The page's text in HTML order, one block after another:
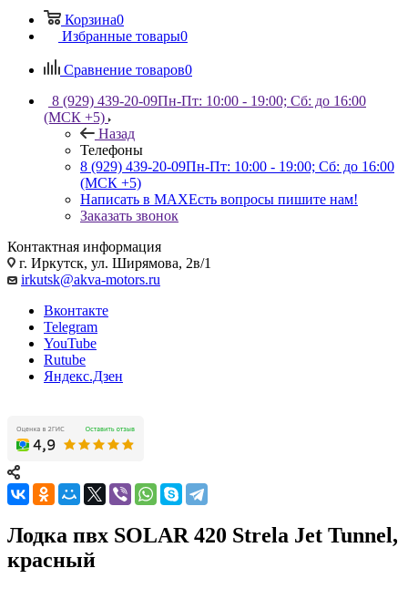
Корзина0
Избранные товары0
Сравнение товаров0
8 (929) 439-20-09Пн-Пт: 10:00 - 19:00; Сб: до 16:00
(МСК +5)
Назад
Телефоны
8 (929) 439-20-09Пн-Пт: 10:00 - 19:00; Сб: до 16:00
(МСК +5)
Написать в MAXЕсть вопросы пишите нам!
Заказать звонок
Контактная информация
г. Иркутск, ул. Ширямова, 2в/1
irkutsk@akva-motors.ru
Вконтакте
Telegram
YouTube
Rutube
Яндекс.Дзен
Лодка пвх SOLAR 420 Strela Jet Tunnel,
красный